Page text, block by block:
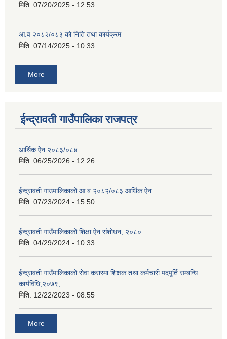
मिति: 07/20/2025 - 12:53
आ.व २०८२/०८३ को निति तथा कार्यक्रम
मिति: 07/14/2025 - 10:33
More
ईन्द्रावती गाउँपालिका राजपत्र
आर्थिक ऐेन २०८३/०८४
मिति: 06/25/2026 - 12:26
ईन्द्रावती गाउपालिकाको आ.ब २०८२/०८३ आर्थिक ऐन
मिति: 07/23/2024 - 15:50
ईन्द्रावती गाउँपालिकाको शिक्षा ऐन संशोधन, २०८०
मिति: 04/29/2024 - 10:33
ईन्द्रावती गाउँपालिकाको सेवा करारमा शिक्षक तथा कर्मचारी पदपूर्ति सम्बन्धि
कार्यविधि,२०७९,
मिति: 12/22/2023 - 08:55
More